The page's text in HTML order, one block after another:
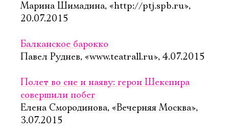
Марина Шимадина, «http://ptj.spb.ru»,
20.07.2015
Балканское барокко
Павел Руднев, «www.teatrall.ru», 4.07.2015
Полет во сне и наяву: герои Шекспира
совершили побег
Елена Смородинова, «Вечерняя Москва»,
3.07.2015